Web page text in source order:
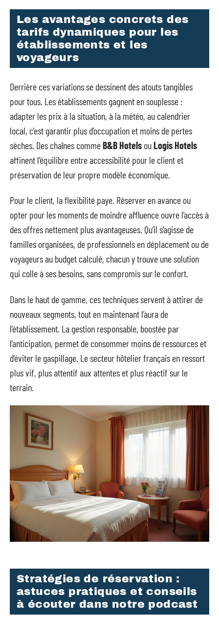
Les avantages concrets des
tarifs dynamiques pour les
établissements et les
voyageurs
Derrière ces variations se dessinent des atouts tangibles
pour tous. Les établissements gagnent en souplesse :
adapter les prix à la situation, à la météo, au calendrier
local, c’est garantir plus d’occupation et moins de pertes
sèches. Des chaînes commeB&B Hotels ouLogis Hotels
affinent l’équilibre entre accessibilité pour le client et
préservation de leur propre modèle économique.
Pour le client, la flexibilité paye. Réserver en avance ou
opter pour les moments de moindre affluence ouvre l’accès à
des offres nettement plus avantageuses. Qu’il s’agisse de
familles organisées, de professionnels en déplacement ou de
voyageurs au budget calculé, chacun y trouve une solution
qui colle à ses besoins, sans compromis sur le confort.
Dans le haut de gamme, ces techniques servent à attirer de
nouveaux segments, tout en maintenant l’aura de
l’établissement. La gestion responsable, boostée par
l’anticipation, permet de consommer moins de ressources et
d’éviter le gaspillage. Le secteur hôtelier français en ressort
plus vif, plus attentif aux attentes et plus réactif sur le
terrain.
Stratégies de réservation :
astuces pratiques et conseils
à écouter dans notre podcast